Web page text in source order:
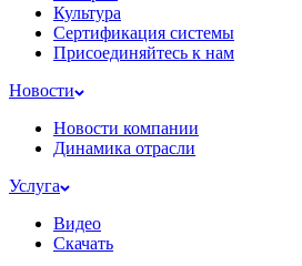
Культура
Сертификация системы
Присоединяйтесь к нам
Новости
Новости компании
Динамика отрасли
Услуга
Видео
Скачать